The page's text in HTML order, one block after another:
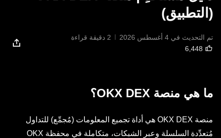
(التطبيق)
تم التحديث في ‏4 أغسطس 2026
2 دقيقة قراءة
ما هي منصة OKX DEX؟
منصة OKX DEX هي أداة تجميع المعلومات (مُجمِّع) للتداول
مُتعدِّدة السلسلة وعبر الشبكات، متكاملة في محفظة OKX